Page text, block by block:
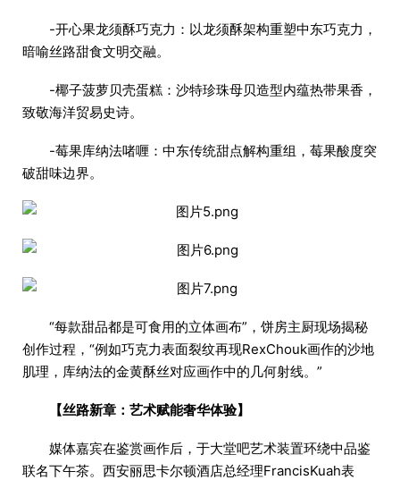
-开心果龙须酥巧克力：以龙须酥架构重塑中东巧克力，
暗喻丝路甜食文明交融。
-椰子菠萝贝壳蛋糕：沙特珍珠母贝造型内蕴热带果香，
致敬海洋贸易史诗。
-莓果库纳法啫喱：中东传统甜点解构重组，莓果酸度突
破甜味边界。
“每款甜品都是可食用的立体画布”，饼房主厨现场揭秘
创作过程，“例如巧克力表面裂纹再现RexChouk画作的沙地
肌理，库纳法的金黄酥丝对应画作中的几何射线。”
【丝路新章：艺术赋能奢华体验】
媒体嘉宾在鉴赏画作后，于大堂吧艺术装置环绕中品鉴
联名下午茶。西安丽思卡尔顿酒店总经理FrancisKuah表